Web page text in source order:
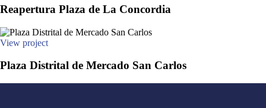
Reapertura Plaza de La Concordia
View project
Plaza Distrital de Mercado San Carlos